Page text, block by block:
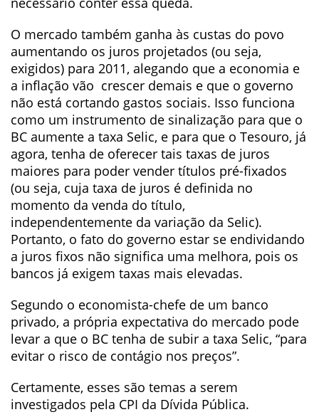
O mercado também ganha às custas do povo
aumentando os juros projetados (ou seja,
exigidos) para 2011, alegando que a economia e
a inflação vão crescer demais e que o governo
não está cortando gastos sociais. Isso funciona
como um instrumento de sinalização para que o
BC aumente a taxa Selic, e para que o Tesouro, já
agora, tenha de oferecer tais taxas de juros
maiores para poder vender títulos pré-fixados
(ou seja, cuja taxa de juros é definida no
momento da venda do título,
independentemente da variação da Selic).
Portanto, o fato do governo estar se endividando
a juros fixos não significa uma melhora, pois os
bancos já exigem taxas mais elevadas.
Segundo o economista-chefe de um banco
privado, a própria expectativa do mercado pode
levar a que o BC tenha de subir a taxa Selic, “para
evitar o risco de contágio nos preços”.
Certamente, esses são temas a serem
investigados pela CPI da Dívida Pública.